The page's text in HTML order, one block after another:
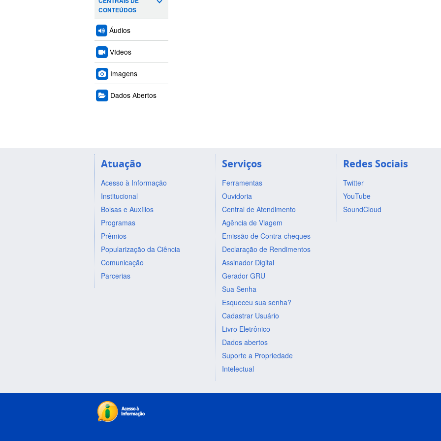
CONTEÚDOS
Áudios
Vídeos
Imagens
Dados Abertos
Atuação
Acesso à Informação
Institucional
Bolsas e Auxílios
Programas
Prêmios
Popularização da Ciência
Comunicação
Parcerias
Serviços
Ferramentas
Ouvidoria
Central de Atendimento
Agência de Viagem
Emissão de Contra-cheques
Declaração de Rendimentos
Assinador Digital
Gerador GRU
Sua Senha
Esqueceu sua senha?
Cadastrar Usuário
Livro Eletrônico
Dados abertos
Suporte a Propriedade
Intelectual
Redes Sociais
Twitter
YouTube
SoundCloud